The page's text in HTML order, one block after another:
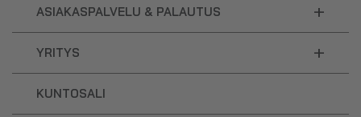
ASIAKASPALVELU & PALAUTUS +
YRITYS +
KUNTOSALI